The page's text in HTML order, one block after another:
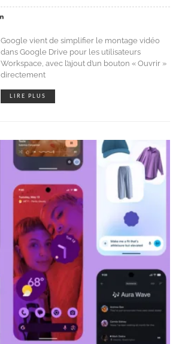
Google vient de simplifier le montage vidéo
dans Google Drive pour les utilisateurs
Workspace, avec l’ajout d’un bouton « Ouvrir »
directement
LIRE PLUS